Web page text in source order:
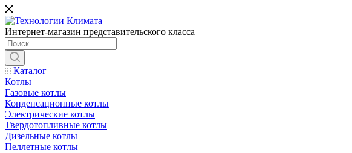
Интернет-магазин представительского класса
Каталог
Котлы
Газовые котлы
Конденсационные котлы
Электрические котлы
Твердотопливные котлы
Дизельные котлы
Пеллетные котлы